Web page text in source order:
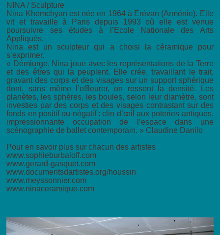
NINA / Sculpture
Nina Khemchyan est née en 1964 à Erévan (Arménie). Elle
vit et travaille à Paris depuis 1993 où elle est venue
poursuivre ses études à l’Ecole Nationale des Arts
Appliqués.
Nina est un sculpteur qui a choisi la céramique pour
s’exprimer.
« Démiurge, Nina joue avec les représentations de la Terre
et des êtres qui la peuplent. Elle crée, travaillant le trait,
gravant des corps et des visages sur un support sphérique
dont, sans même l’effleurer, on ressent la densité. Les
planètes, les sphères, les boules, selon leur diamètre, sont
investies par des corps et des visages contrastant sur des
fonds en positif ou négatif : clin d’œil aux poteries antiques,
impressionnante occupation de l’espace dans une
scénographie de ballet contemporain. » Claudine Danilo
Pour en savoir plus sur chacun des artistes
www.sophieburbaloff.com
www.gerard-gasquet.com
www.documentsdartistes.org/houssin
www.meyssonnier.com
www.ninaceramique.com